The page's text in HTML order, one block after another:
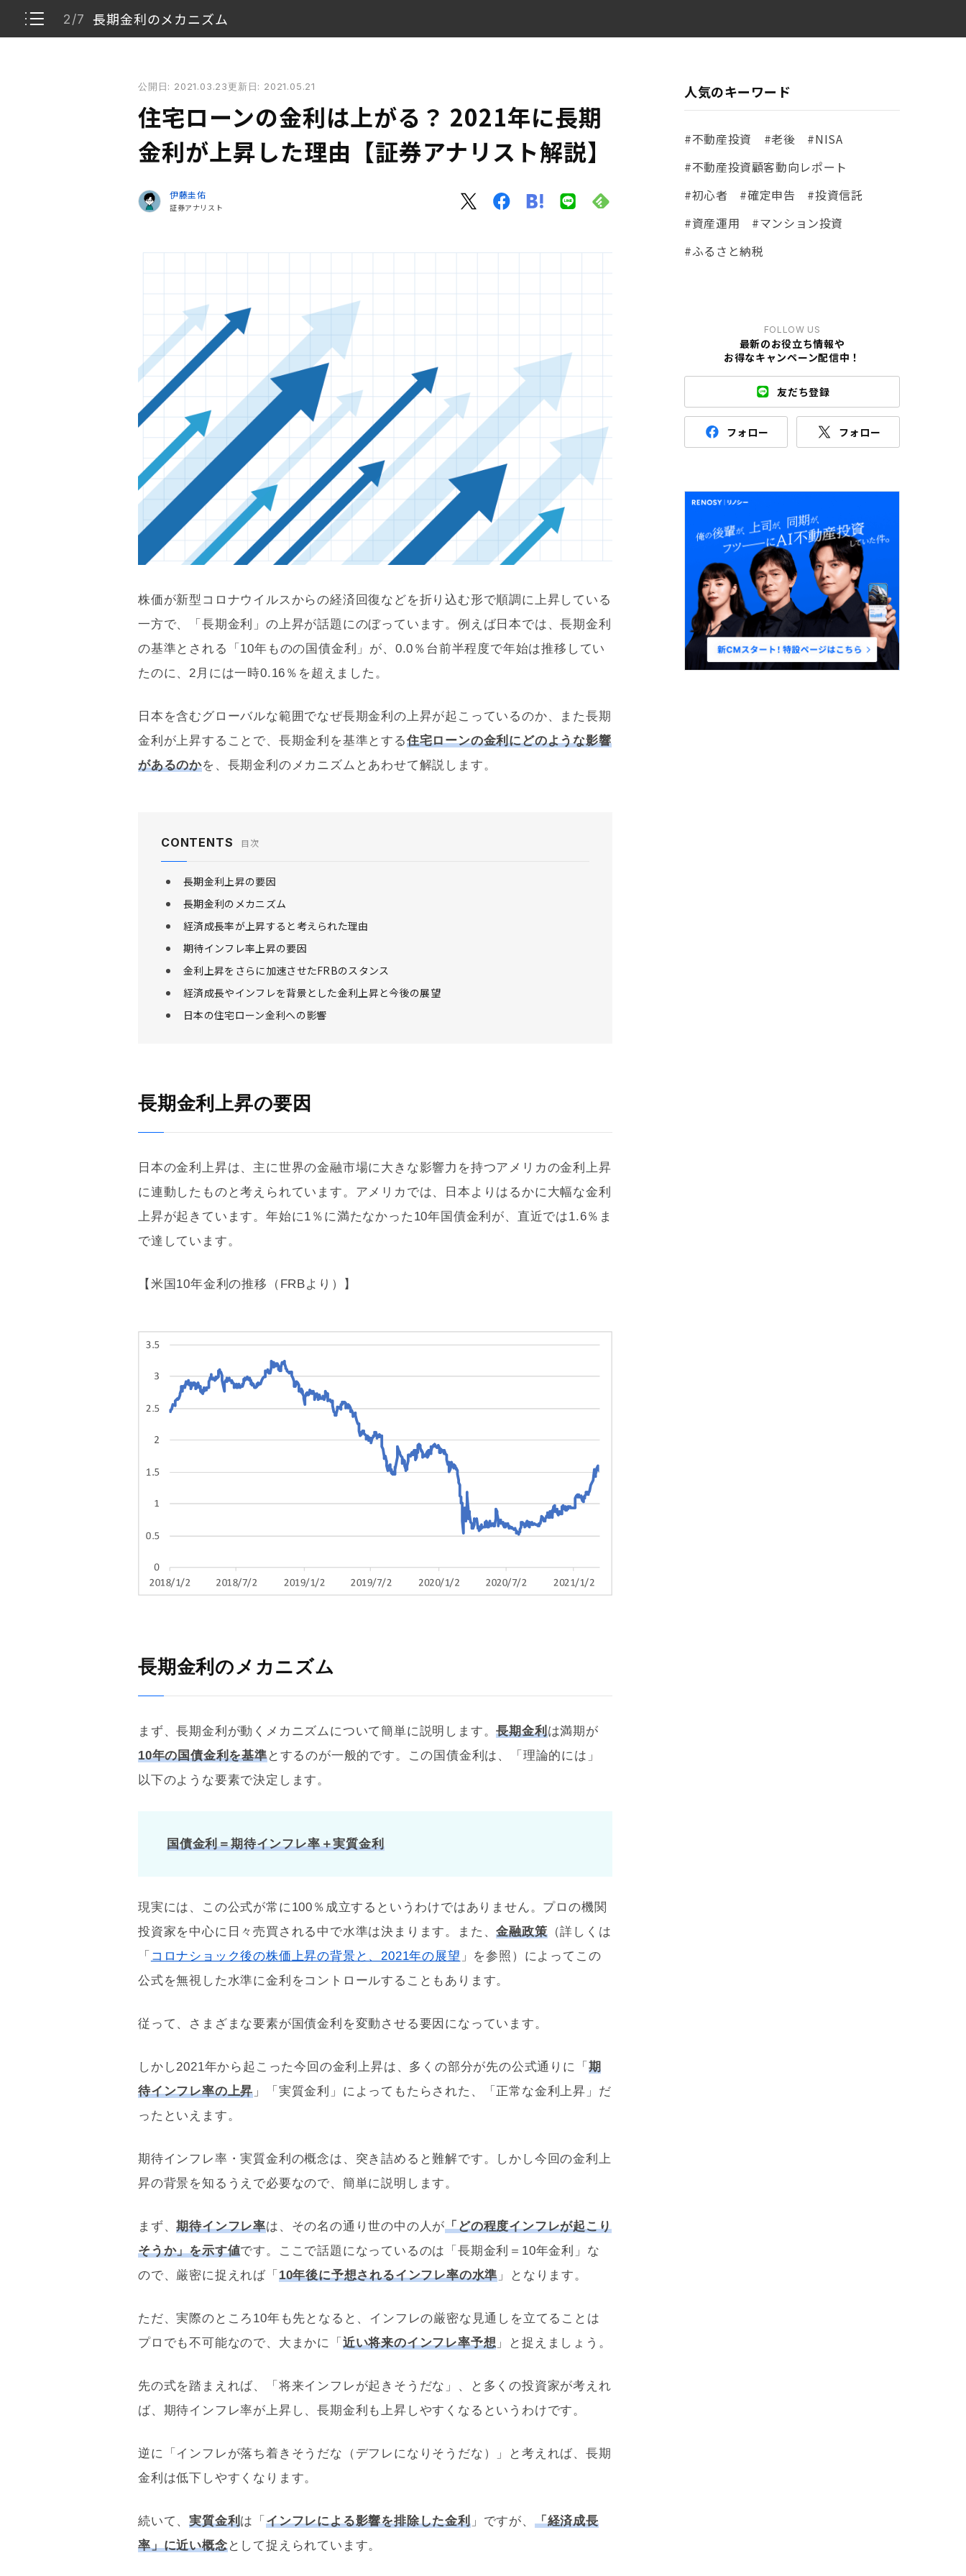
2/7 長期金利のメカニズム
長期金利上昇の要因
長期金利のメカニズム
期待インフレ率上昇の要因
金利上昇をさらに加速させたFRBのスタンス
日本の住宅ローン金利への影響
公開日: 2021.03.23更新日: 2021.05.21
住宅ローンの金利は上がる？ 2021年に長期
金利が上昇した理由【証券アナリスト解説】
伊藤圭佑
証券アナリスト
株価が新型コロナウイルスからの経済回復などを折り込む形で順調に上昇している
一方で、「長期金利」の上昇が話題にのぼっています。例えば日本では、長期金利
の基準とされる「10年ものの国債金利」が、0.0％台前半程度で年始は推移してい
たのに、2月には一時0.16％を超えました。
日本を含むグローバルな範囲でなぜ長期金利の上昇が起こっているのか、また長期
金利が上昇することで、長期金利を基準とする住宅ローンの金利にどのような影響
があるのかを、長期金利のメカニズムとあわせて解説します。
CONTENTS 目次
長期金利上昇の要因
長期金利のメカニズム
経済成長率が上昇すると考えられた理由
期待インフレ率上昇の要因
金利上昇をさらに加速させたFRBのスタンス
経済成長やインフレを背景とした金利上昇と今後の展望
日本の住宅ローン金利への影響
長期金利上昇の要因
日本の金利上昇は、主に世界の金融市場に大きな影響力を持つアメリカの金利上昇
に連動したものと考えられています。アメリカでは、日本よりはるかに大幅な金利
上昇が起きています。年始に1％に満たなかった10年国債金利が、直近では1.6％ま
で達しています。
【米国10年金利の推移（FRBより）】
長期金利のメカニズム
まず、長期金利が動くメカニズムについて簡単に説明します。長期金利は満期が
10年の国債金利を基準とするのが一般的です。この国債金利は、「理論的には」
以下のような要素で決定します。
国債金利＝期待インフレ率＋実質金利
現実には、この公式が常に100％成立するというわけではありません。プロの機関
投資家を中心に日々売買される中で水準は決まります。また、金融政策（詳しくは
「 コロナショック後の株価上昇の背景と、2021年の展望 」を参照）によってこの
公式を無視した水準に金利をコントロールすることもあります。
従って、さまざまな要素が国債金利を変動させる要因になっています。
しかし2021年から起こった今回の金利上昇は、多くの部分が先の公式通りに「 期
待インフレ率の上昇 」「実質金利」によってもたらされた、「正常な金利上昇」だ
ったといえます。
期待インフレ率・実質金利の概念は、突き詰めると難解です。しかし今回の金利上
昇の背景を知るうえで必要なので、簡単に説明します。
まず、期待インフレ率は、その名の通り世の中の人が「どの程度インフレが起こり
そうか」を示す値です。ここで話題になっているのは「長期金利＝10年金利」な
ので、厳密に捉えれば「 10年後に予想されるインフレ率の水準 」となります。
ただ、実際のところ10年も先となると、インフレの厳密な見通しを立てることは
プロでも不可能なので、大まかに「 近い将来のインフレ率予想 」と捉えましょう。
先の式を踏まえれば、「将来インフレが起きそうだな」、と多くの投資家が考えれ
ば、期待インフレ率が上昇し、長期金利も上昇しやすくなるというわけです。
逆に「インフレが落ち着きそうだな（デフレになりそうだな）」と考えれば、長期
金利は低下しやすくなります。
続いて、実質金利は「インフレによる影響を排除した金利」ですが、 「経済成長
率」に近い概念として捉えられています。
人気のキーワード
#不動産投資 #老後
#NISA
#不動産投資顧客動向レポート
#初心者
#確定申告
#投資信託
#資産運用
#マンション投資
#ふるさと納税
FOLLOW US
最新のお役立ち情報や
お得なキャンペーン配信中！
友だち登録
フォロー フォロー